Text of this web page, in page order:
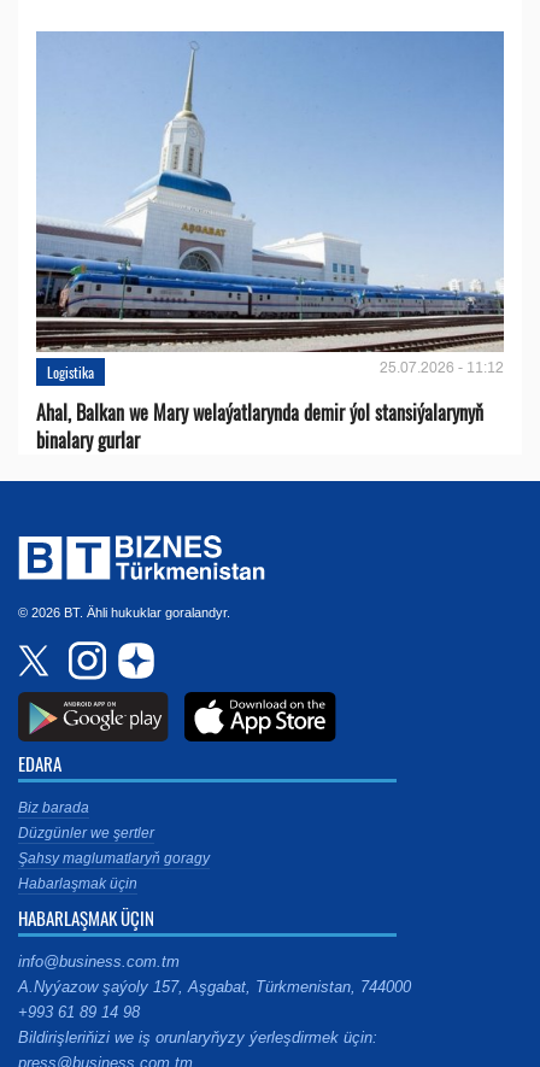
Logistika 25.07.2026 - 11:12
Ahal, Balkan we Mary welaýatlarynda demir ýol stansiýalarynyň
binalary gurlar
© 2026 BT. Ähli hukuklar goralandyr.
EDARA
Biz barada
Düzgünler we şertler
Şahsy maglumatlaryň goragy
Habarlaşmak üçin
HABARLAŞMAK ÜÇIN
info@business.com.tm
A.Nyýazow şaýoly 157, Aşgabat, Türkmenistan, 744000
+993 61 89 14 98
Bildirişleriňizi we iş orunlaryňyzy ýerleşdirmek üçin:
press@business.com.tm